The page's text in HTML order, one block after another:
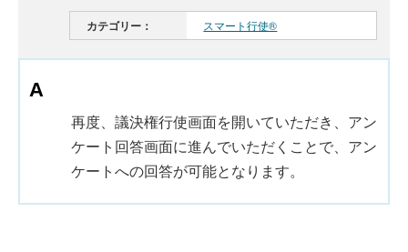
カテゴリー： スマート行使®
再度、議決権行使画面を開いていただき、アン
ケート回答画面に進んでいただくことで、アン
ケートへの回答が可能となります。